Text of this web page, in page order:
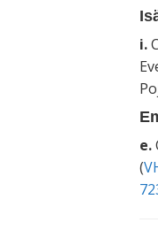
i.
e.
(